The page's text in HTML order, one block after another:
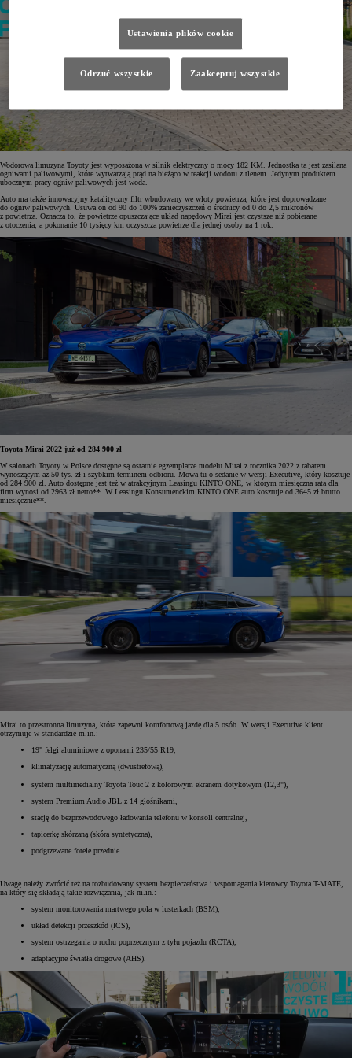
Wodorowa limuzyna Toyoty jest wyposażona w silnik elektryczny o mocy 182 KM. Jednostka ta jest zasilana
ogniwami paliwowymi, które wytwarzają prąd na bieżąco w reakcji wodoru z tlenem. Jedynym produktem
ubocznym pracy ogniw paliwowych jest woda.
Auto ma także innowacyjny katalityczny filtr wbudowany we wloty powietrza, które jest doprowadzane
do ogniw paliwowych. Usuwa on od 90 do 100% zanieczyszczeń o średnicy od 0 do 2,5 mikronów
z powietrza. Oznacza to, że powietrze opuszczające układ napędowy Mirai jest czystsze niż pobierane
z otoczenia, a pokonanie 10 tysięcy km oczyszcza powietrze dla jednej osoby na 1 rok.
Toyota Mirai 2022 już od 284 900 zł
W salonach Toyoty w Polsce dostępne są ostatnie egzemplarze modelu Mirai z rocznika 2022 z rabatem
wynoszącym aż 50 tys. zł i szybkim terminem odbioru. Mowa tu o sedanie w wersji Executive, który kosztuje
od 284 900 zł. Auto dostępne jest też w atrakcyjnym Leasingu KINTO ONE, w którym miesięczna rata dla
firm wynosi od 2963 zł netto**. W Leasingu Konsumenckim KINTO ONE auto kosztuje od 3645 zł brutto
miesięcznie**.
Mirai to przestronna limuzyna, która zapewni komfortową jazdę dla 5 osób. W wersji Executive klient
otrzymuje w standardzie m.in.:
19" felgi aluminiowe z oponami 235/55 R19,
klimatyzację automatyczną (dwustrefową),
system multimedialny Toyota Touc 2 z kolorowym ekranem dotykowym (12,3"),
system Premium Audio JBL z 14 głośnikami,
stację do bezprzewodowego ładowania telefonu w konsoli centralnej,
tapicerkę skórzaną (skóra syntetyczna),
podgrzewane fotele przednie.
Uwagę należy zwrócić też na rozbudowany system bezpieczeństwa i wspomagania kierowcy Toyota T-MATE,
na który się składają takie rozwiązania, jak m.in.:
system monitorowania martwego pola w lusterkach (BSM),
układ detekcji przeszkód (ICS),
system ostrzegania o ruchu poprzecznym z tyłu pojazdu (RCTA),
adaptacyjne światła drogowe (AHS).
Ustawienia plików cookie
Odrzuć wszystkie Zaakceptuj wszystkie